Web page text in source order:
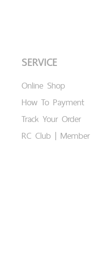
SERVICE
Online Shop
How To Payment
Track Your Order
RC Club | Member